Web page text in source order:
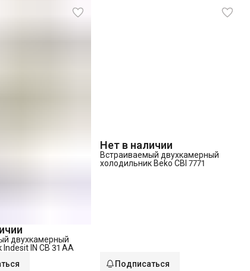
двухкамерный
IN CB 31 AA
Нет в наличии
Встраиваемый двухкамерный
холодильник Beko CBI 7771
Подписаться